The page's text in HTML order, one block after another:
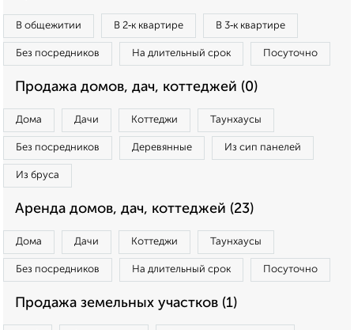
В общежитии В 2‑к квартире В 3‑к квартире
Без посредников На длительный срок Посуточно
Продажа домов, дач, коттеджей (0)
Дома Дачи Коттеджи Таунхаусы
Без посредников Деревянные Из сип панелей
Из бруса
Аренда домов, дач, коттеджей (23)
Дома Дачи Коттеджи Таунхаусы
Без посредников На длительный срок Посуточно
Продажа земельных участков (1)